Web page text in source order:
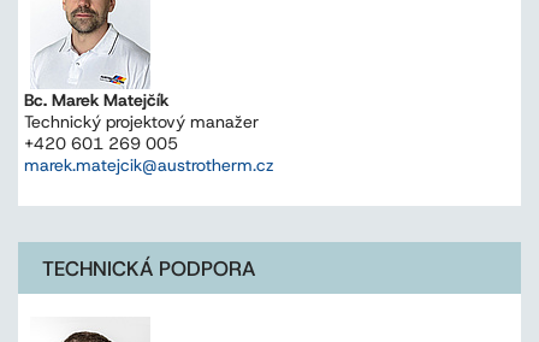
Bc. Marek Matejčík
Technický projektový manažer
+420 601 269 005
marek.matejcik@austrotherm.cz
TECHNICKÁ PODPORA